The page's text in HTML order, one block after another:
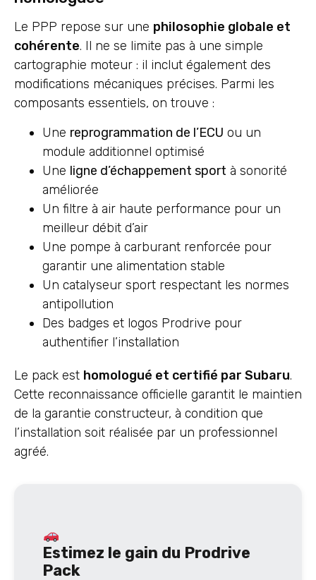
Le PPP repose sur une philosophie globale et
cohérente. Il ne se limite pas à une simple
cartographie moteur : il inclut également des
modifications mécaniques précises. Parmi les
composants essentiels, on trouve :
Une reprogrammation de l’ECU ou un
module additionnel optimisé
Une ligne d’échappement sport à sonorité
améliorée
Un filtre à air haute performance pour un
meilleur débit d’air
Une pompe à carburant renforcée pour
garantir une alimentation stable
Un catalyseur sport respectant les normes
antipollution
Des badges et logos Prodrive pour
authentifier l’installation
Le pack est homologué et certifié par Subaru.
Cette reconnaissance officielle garantit le maintien
de la garantie constructeur, à condition que
l’installation soit réalisée par un professionnel
agréé.
Estimez le gain du Prodrive
Pack